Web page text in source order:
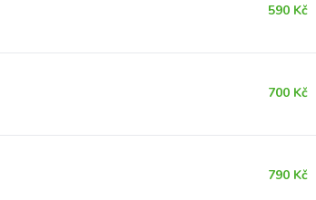
590 Kč
700 Kč
790 Kč